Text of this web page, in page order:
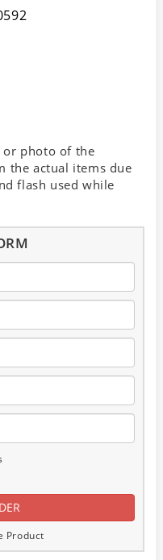
or photo of the
the actual items due
flash used while
Product